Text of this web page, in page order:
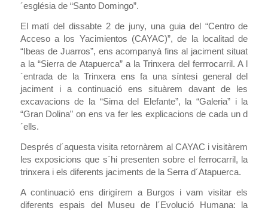
´església de “Santo Domingo”.
El matí del dissabte 2 de juny, una guia del “Centro de
Acceso a los Yacimientos (CAYAC)”, de la localitad de
“Ibeas de Juarros”, ens acompanyà fins al jaciment situat
a la “Sierra de Atapuerca” a la Trinxera del ferrrocarril. A l
´entrada de la Trinxera ens fa una síntesi general del
jaciment i a continuació ens situàrem davant de les
excavacions de la “Sima del Elefante”, la “Galeria” i la
“Gran Dolina” on ens va fer les explicacions de cada un d
´ells.
Després d´aquesta visita retornàrem al CAYAC i visitàrem
les exposicions que s´hi presenten sobre el ferrocarril, la
trinxera i els diferents jaciments de la Serra d´Atapuerca.
A continuació ens dirigírem a Burgos i vam visitar els
diferents espais del Museu de l´Evolució Humana: la